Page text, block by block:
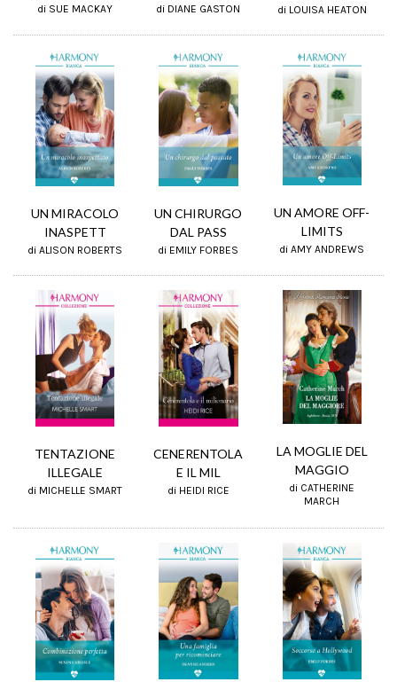
di SUE MACKAY di DIANE GASTON di LOUISA HEATON
UN MIRACOLO
INASPETT
di ALISON ROBERTS
UN CHIRURGO
DAL PASS
di EMILY FORBES
UN AMORE OFF-
LIMITS
di AMY ANDREWS
TENTAZIONE
ILLEGALE
di MICHELLE SMART
CENERENTOLA
E IL MIL
di HEIDI RICE
LA MOGLIE DEL
MAGGIO
di CATHERINE
MARCH